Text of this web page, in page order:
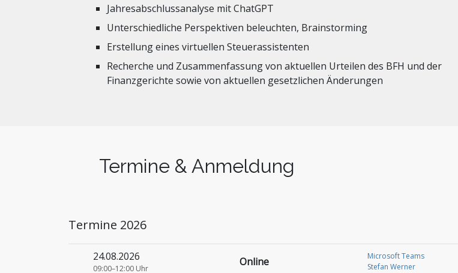
Jahresabschlussanalyse mit ChatGPT
Unterschiedliche Perspektiven beleuchten, Brainstorming
Erstellung eines virtuellen Steuerassistenten
Recherche und Zusammenfassung von aktuellen Urteilen des BFH und der
Finanzgerichte sowie von aktuellen gesetzlichen Änderungen
Termine & Anmeldung
Termine 2026
24.08.2026
09:00–12:00 Uhr
Online
Microsoft Teams
Stefan Werner